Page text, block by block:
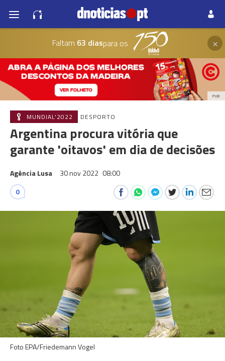
Faltam 63 diaspara os ×
PUB
MUNDIAL'2022 DESPORTO
Argentina procura vitória que
garante 'oitavos' em dia de decisões
Agência Lusa 30 nov 2022 08:00
0
Foto EPA/Friedemann Vogel